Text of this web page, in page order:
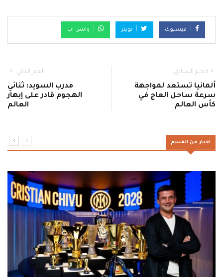
فيسبوك تويتر واتس اب
الخبر السابق
ألمانيا تستعد لمواجهة
سرعة ساحل العاج في
كأس العالم
الخبر التالي
مدرب السويد: ثنائي
الهجوم قادر على إبهار
العالم
اخبار من القسم